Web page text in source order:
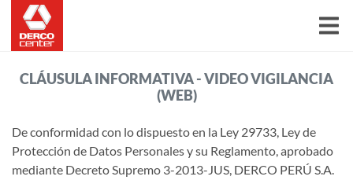
CLÁUSULA INFORMATIVA - VIDEO VIGILANCIA
(WEB)
De conformidad con lo dispuesto en la Ley 29733, Ley de
Protección de Datos Personales y su Reglamento, aprobado
mediante Decreto Supremo 3-2013-JUS, DERCO PERÚ S.A.